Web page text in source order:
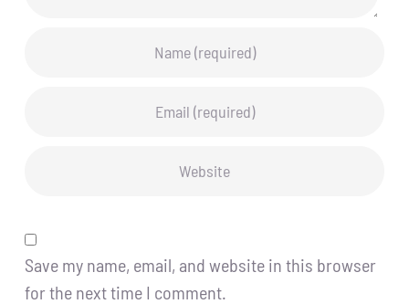
Save my name, email, and website in this browser
for the next time I comment.